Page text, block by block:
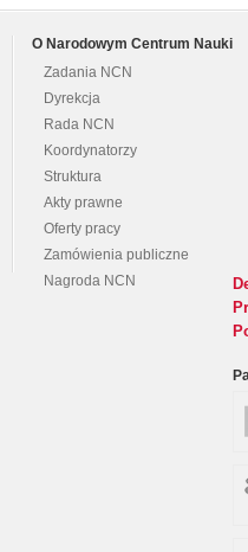
O Narodowym Centrum Nauki
Zadania NCN
Dyrekcja
Rada NCN
Koordynatorzy
Struktura
Akty prawne
Oferty pracy
Zamówienia publiczne
Nagroda NCN